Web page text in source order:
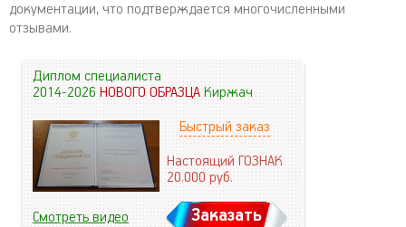
документации, что подтверждается многочисленными
отзывами.
Диплом специалиста
2014-2026НОВОГО ОБРАЗЦАКиржач
Быстрый заказ
Настоящий ГОЗНАК
20.000руб.
Смотреть видео Заказать